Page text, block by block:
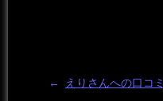
← えりさんへの口コミ